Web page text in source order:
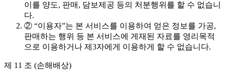
이를 양도, 판매, 담보제공 등의 처분행위를 할 수 없습니
다.
② “이용자”는 본 서비스를 이용하여 얻은 정보를 가공,
판매하는 행위 등 본 서비스에 게재된 자료를 영리목적
으로 이용하거나 제3자에게 이용하게 할 수 없습니다.
제 11 조 (손해배상)